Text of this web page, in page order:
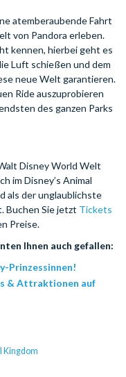
atemberaubende Fahrt
von Pandora erleben.
kennen, hierbei geht es
Luft schießen und dem
neue Welt garantieren.
Ride auszuprobieren
des ganzen Parks
Disney World Welt
im Disney’s Animal
als der unglaublichste
Buchen Sie jetzt Tickets
Preise.
Ihnen auch gefallen:
Prinzessinnen!
& Attraktionen auf
Kingdom